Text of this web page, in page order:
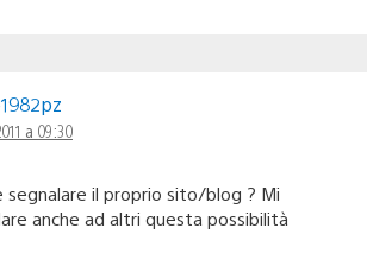
a 09:30
segnalare il proprio sito/blog ? Mi
anche ad altri questa possibilità